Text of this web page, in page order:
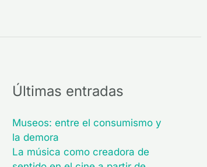
Últimas entradas
Museos: entre el consumismo y
la demora
La música como creadora de